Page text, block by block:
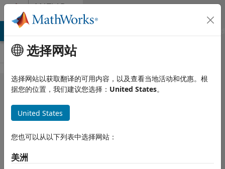
跳到内容 MATLAB
Answers
MATLAB Answers
How to
make 2D
boundary
follow the
data ?
选择网站
选择网站以获取翻译的可用内容，以及查看当地活动和优惠。根
据您的位置，我们建议您选择： United States。
United States
您也可以从以下列表中选择网站：
美洲